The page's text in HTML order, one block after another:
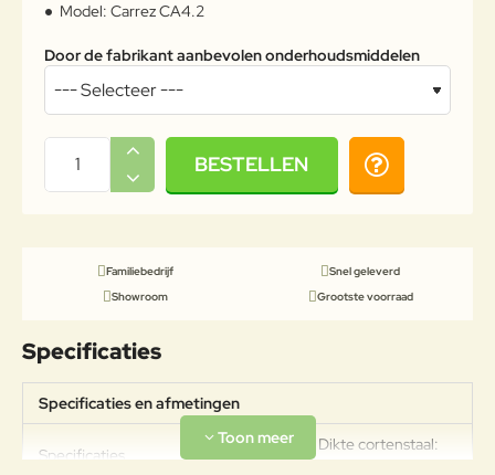
Model: Carrez CA4.2
Door de fabrikant aanbevolen onderhoudsmiddelen
BESTELLEN
Familiebedrijf
Snel geleverd
Showroom
Grootste voorraad
Specificaties
Specificaties en afmetingen
Specificaties
Gewicht: 78kg Dikte cortenstaal: